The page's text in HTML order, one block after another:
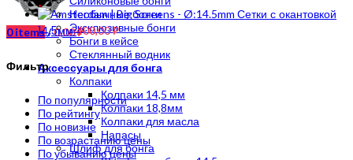
0items/0,00₽
Необычные бонги
Эксклюзивные бонги
Бонги в кейсе
Стеклянный водник
Аксессуары для бонга
Колпаки
Колпаки 14,5 мм
Колпаки 18,8мм
Колпаки для масла
Напасы
Шлиф для бонга
Сетки с окантовкой
14,5мм400,00₽
Фильтр
По популярности
По рейтингу
По новизне
По возрастанию цены
По убыванию цены